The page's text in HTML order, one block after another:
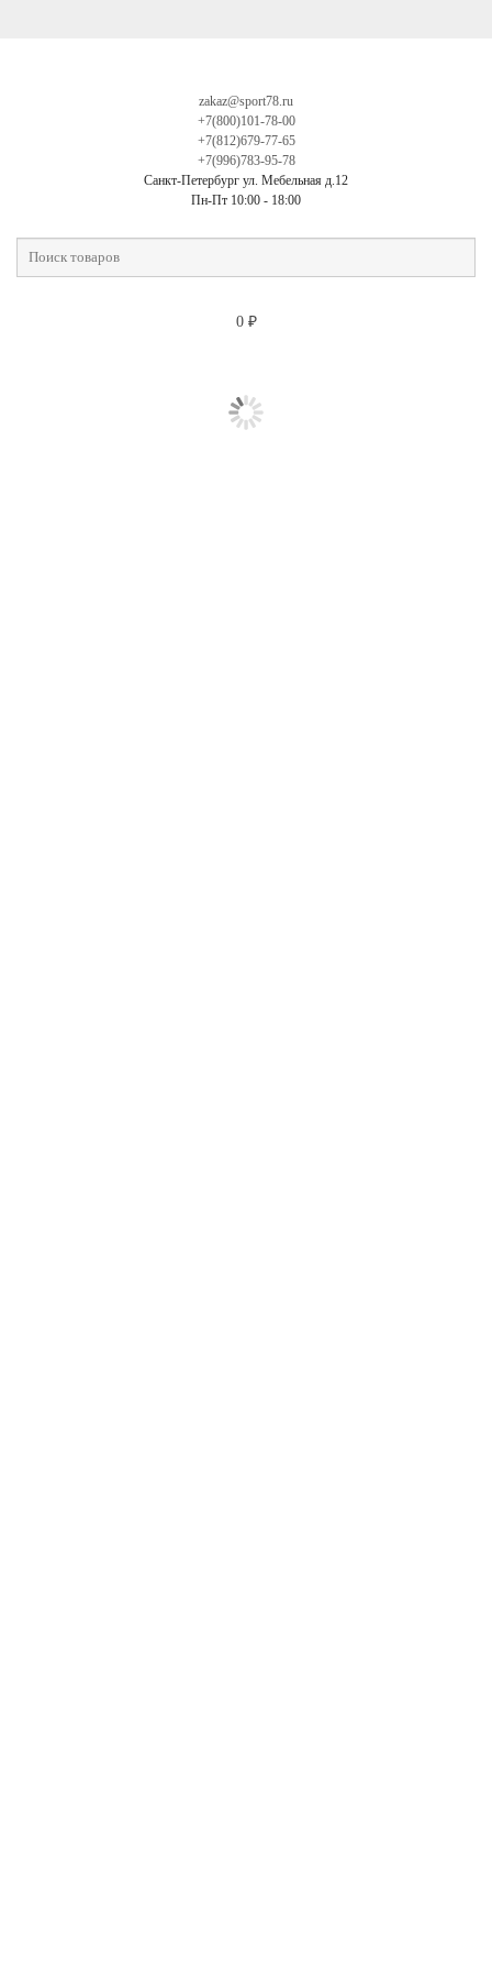
zakaz@sport78.ru
+7(800)101-78-00
+7(812)679-77-65
+7(996)783-95-78
Санкт-Петербург ул. Мебельная д.12
Пн-Пт 10:00 - 18:00
0 ₽